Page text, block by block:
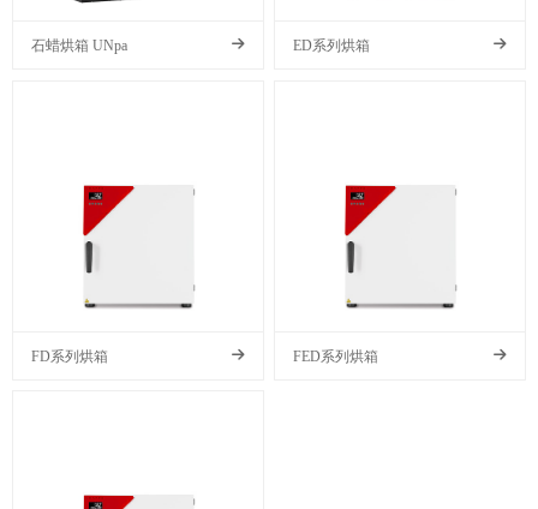
石蜡烘箱 UNpa ED系列烘箱
FD系列烘箱 FED系列烘箱